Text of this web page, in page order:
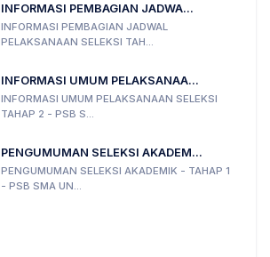
INFORMASI PEMBAGIAN JADWA...
INFORMASI PEMBAGIAN JADWAL
PELAKSANAAN SELEKSI TAH...
INFORMASI UMUM PELAKSANAA...
INFORMASI UMUM PELAKSANAAN SELEKSI
TAHAP 2 - PSB S...
PENGUMUMAN SELEKSI AKADEM...
PENGUMUMAN SELEKSI AKADEMIK - TAHAP 1
- PSB SMA UN...